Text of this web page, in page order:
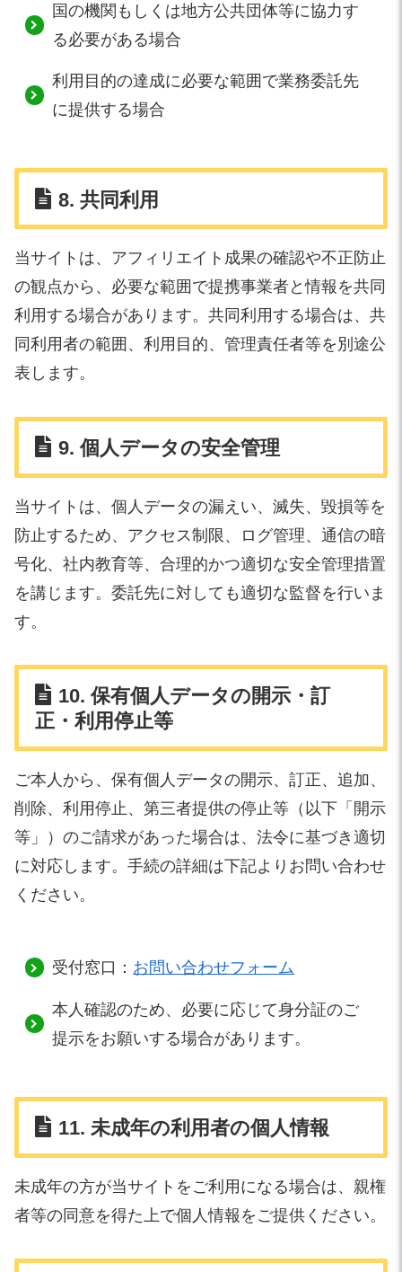
国の機関もしくは地方公共団体等に協力す
る必要がある場合
利用目的の達成に必要な範囲で業務委託先
に提供する場合
8. 共同利用
当サイトは、アフィリエイト成果の確認や不正防止
の観点から、必要な範囲で提携事業者と情報を共同
利用する場合があります。共同利用する場合は、共
同利用者の範囲、利用目的、管理責任者等を別途公
表します。
9. 個人データの安全管理
当サイトは、個人データの漏えい、滅失、毀損等を
防止するため、アクセス制限、ログ管理、通信の暗
号化、社内教育等、合理的かつ適切な安全管理措置
を講じます。委託先に対しても適切な監督を行いま
す。
10. 保有個人データの開示・訂
正・利用停止等
ご本人から、保有個人データの開示、訂正、追加、
削除、利用停止、第三者提供の停止等（以下「開示
等」）のご請求があった場合は、法令に基づき適切
に対応します。手続の詳細は下記よりお問い合わせ
ください。
受付窓口： お問い合わせフォーム
本人確認のため、必要に応じて身分証のご
提示をお願いする場合があります。
11. 未成年の利用者の個人情報
未成年の方が当サイトをご利用になる場合は、親権
者等の同意を得た上で個人情報をご提供ください。